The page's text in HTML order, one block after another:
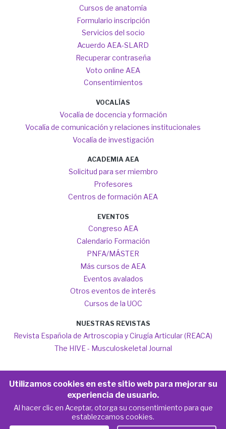
Cursos de anatomía
Formulario inscripción
Servicios del socio
Acuerdo AEA-SLARD
Recuperar contraseña
Voto online AEA
Consentimientos
VOCALÍAS
Vocalía de docencia y formación
Vocalía de comunicación y relaciones institucionales
Vocalía de investigación
ACADEMIA AEA
Solicitud para ser miembro
Profesores
Centros de formación AEA
EVENTOS
Congreso AEA
Calendario Formación
PNFA/MÁSTER
Más cursos de AEA
Eventos avalados
Otros eventos de interés
Cursos de la UOC
NUESTRAS REVISTAS
Revista Española de Artroscopia y Cirugía Articular (REACA)
The HIVE - Musculoskeletal Journal
Copyright AEA 2020-2026
Footer
Política de privacidad Aviso legal
Utilizamos cookies en este sitio web para mejorar su
experiencia de usuario.
Al hacer clic en Aceptar, otorga su consentimiento para que
establezcamos cookies.